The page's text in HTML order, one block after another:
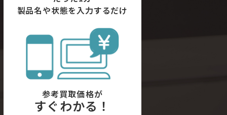
製品名や状態を入力するだけ
参考買取価格が
すぐわかる！